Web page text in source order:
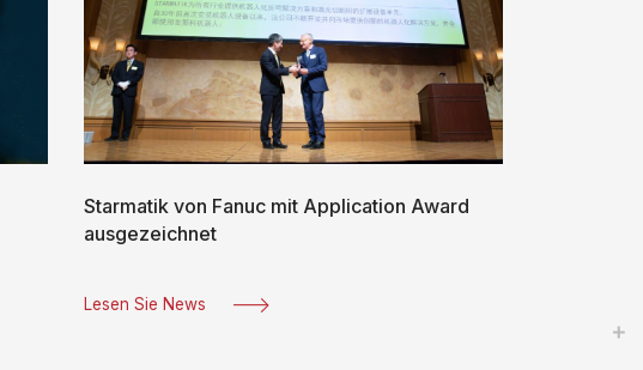
Starmatik von Fanuc mit Application Award
ausgezeichnet
Lesen Sie News